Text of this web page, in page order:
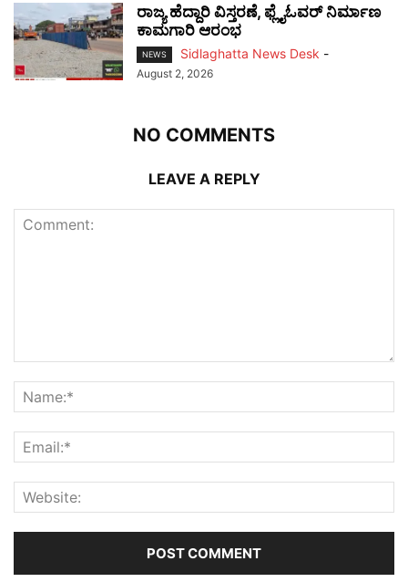
ರಾಜ್ಯ ಹೆದ್ದಾರಿ ವಿಸ್ತರಣೆ, ಫ್ಲೈಓವರ್ ನಿರ್ಮಾಣ
ಕಾಮಗಾರಿ ಆರಂಭ
NEWS Sidlaghatta News Desk -
August 2, 2026
NO COMMENTS
LEAVE A REPLY